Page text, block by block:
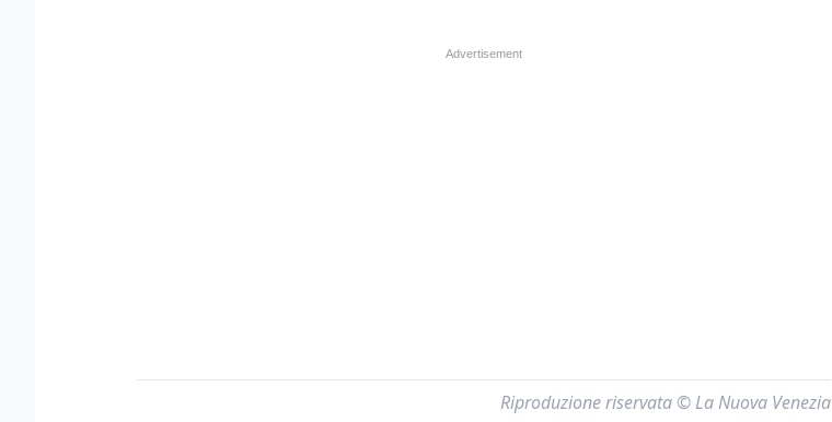
Riproduzione riservata © La Nuova Venezia